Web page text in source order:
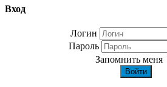
Вход
Логин
Пароль
Запомнить меня
Войти